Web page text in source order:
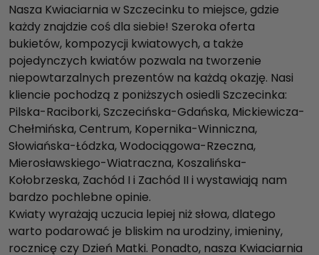
Nasza Kwiaciarnia w Szczecinku to miejsce, gdzie
każdy znajdzie coś dla siebie! Szeroka oferta
bukietów, kompozycji kwiatowych, a także
pojedynczych kwiatów pozwala na tworzenie
niepowtarzalnych prezentów na każdą okazję. Nasi
kliencie pochodzą z poniższych osiedli Szczecinka:
Pilska-Raciborki, Szczecińska-Gdańska, Mickiewicza-
Chełmińska, Centrum, Kopernika-Winniczna,
Słowiańska-Łódzka, Wodociągowa-Rzeczna,
Mierosławskiego-Wiatraczna, Koszalińska-
Kołobrzeska, Zachód I i Zachód II i wystawiają nam
bardzo pochlebne opinie.
Kwiaty wyrażają uczucia lepiej niż słowa, dlatego
warto podarować je bliskim na urodziny, imieniny,
rocznicę czy Dzień Matki. Ponadto, nasza Kwiaciarnia